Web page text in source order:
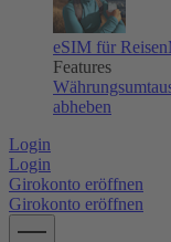
eSIM für Reisen
Features
abheben
Login
Login
Girokonto eröffnen
Girokonto eröffnen